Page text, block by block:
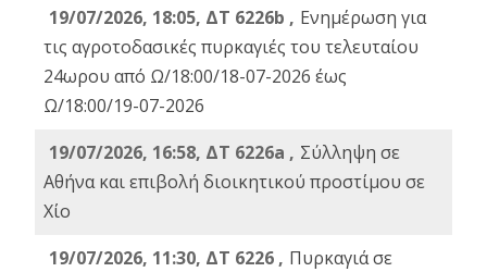
19/07/2026, 18:05, ΔΤ 6226b , Ενημέρωση για
τις αγροτοδασικές πυρκαγιές του τελευταίου
24ωρου από Ω/18:00/18-07-2026 έως
Ω/18:00/19-07-2026
19/07/2026, 16:58, ΔΤ 6226a , Σύλληψη σε
Αθήνα και επιβολή διοικητικού προστίμου σε
Χίο
19/07/2026, 11:30, ΔΤ 6226 , Πυρκαγιά σε